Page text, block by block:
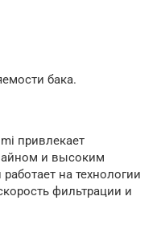
бака.
привлекает
и высоким
на технологии
фильтрации и